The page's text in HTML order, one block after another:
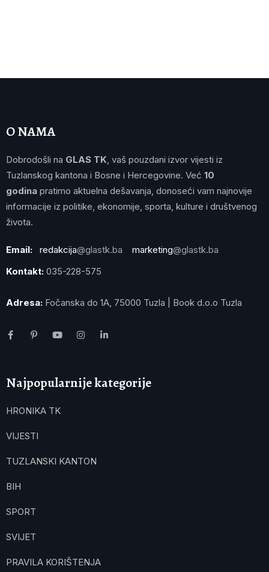
O NAMA
Dobrodošli na GLAS TK , vaš pouzdani izvor vijesti iz
Tuzlanskog kantona i Bosne i Hercegovine. Već 10
godina pratimo aktuelna dešavanja, donoseći vam najnovije
informacije iz politike, ekonomije, sporta, kulture i društvenog
života.
Email: redakcija@glastk.ba marketing@glastk.ba
Kontakt: 035-228-575
Adresa: Fočanska do 1A, 75000 Tuzla | Book d.o.o Tuzla
Najpopularnije kategorije
HRONIKA TK
VIJESTI
TUZLANSKI KANTON
BIH
SPORT
SVIJET
PRAVILA KORIŠTENJA